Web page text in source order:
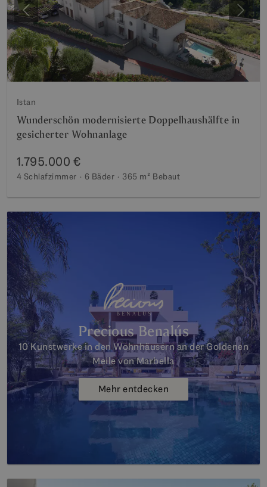
Vorherige
Istan
Wunderschön modernisierte Doppelhaushälfte in
gesicherter Wohnanlage
1.795.000 €
4 Schlafzimmer 6 Bäder 365 m² Bebaut
Precious Benalús
10 Kunstwerke in den Wohnhäusern an der Goldenen
Meile von Marbella
Mehr entdecken